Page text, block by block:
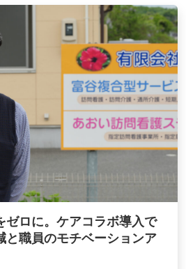
ゼロに。ケアコラボ導入で
と職員のモチベーションア